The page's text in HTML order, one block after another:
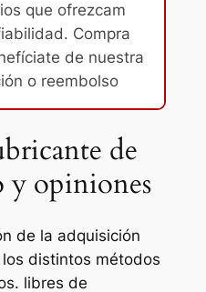
que ofrezcam
Compra
de nuestra
o reembolso
de
y opiniones
de la adquisición
distintos métodos
libres de